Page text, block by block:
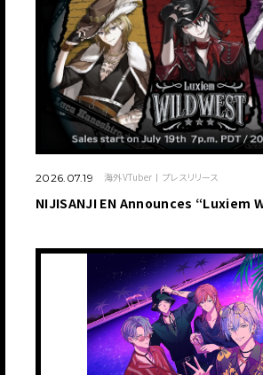
2026.07.19 海外VTuber プレスリリース
NIJISANJI EN Announces “Luxiem